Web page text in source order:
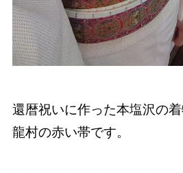
還暦祝いに作った本塩沢の
龍村の赤い帯です。